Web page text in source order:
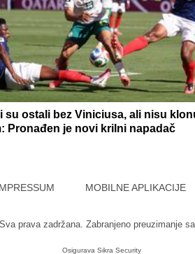
su ostali bez Viniciusa, ali nisu
Pronađen je novi krilni napadač
MOBILNE APLIKACIJE
prava zadržana. Zabranjeno preuzimanje
Osigurava Sikra Security